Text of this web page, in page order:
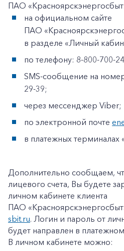
ПАО
на официальном сайте
ПАО
в разделе «Личный
по телефону: 8-800-700-
SMS-сообщение на
29-39;
через мессенджер Viber;
по электронной почте
в платежных терминалах
Дополнительно сообщаем,
лицевого счета, Вы будете
личном кабинете клиента
ПАО
sbit.ru. Логин и пароль от
будет направлен в
В личном кабинете можно: